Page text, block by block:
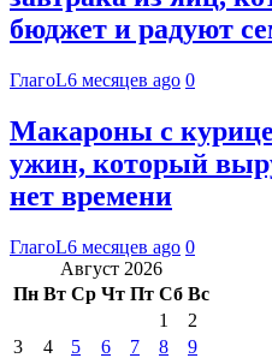
бюджет и радуют
ГлагоL6 месяцев ago 0
Макароны с
ужин, который
нет времени
ГлагоL6 месяцев ago 0
Август 2026
Пн Вт Ср Чт Пт Сб Вс
1
2
3
4 5 6 7 8
9